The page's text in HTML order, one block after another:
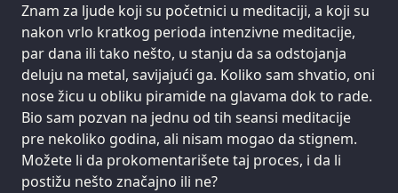
Znam za ljude koji su početnici u meditaciji, a koji su
nakon vrlo kratkog perioda intenzivne meditacije,
par dana ili tako nešto, u stanju da sa odstojanja
deluju na metal, savijajući ga. Koliko sam shvatio, oni
nose žicu u obliku piramide na glavama dok to rade.
Bio sam pozvan na jednu od tih seansi meditacije
pre nekoliko godina, ali nisam mogao da stignem.
Možete li da prokomentarišete taj proces, i da li
postižu nešto značajno ili ne?